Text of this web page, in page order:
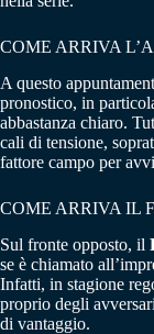
COME ARRIVA
A questo
pronostico, in
abbastanza chiaro.
cali di tensione,
fattore campo per
COME ARRIVA IL
Sul fronte opposto, il
se è chiamato
Infatti, in stagione
proprio degli
di vantaggio.